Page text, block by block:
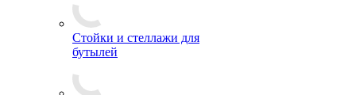
Стойки и стеллажи для
бутылей